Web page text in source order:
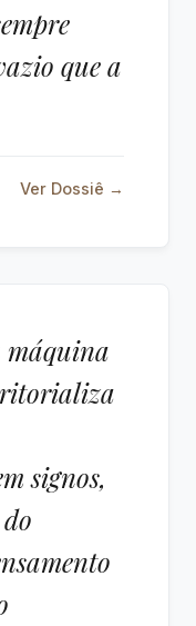
que a
Ver Dossiê →
máquina
signos,